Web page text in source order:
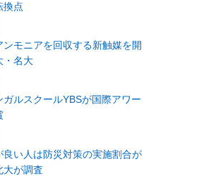
換点
モニアを回収する新触媒を開
名大
ルスクールYBSが国際アワー
良い人は防災対策の実施割合が
が調査